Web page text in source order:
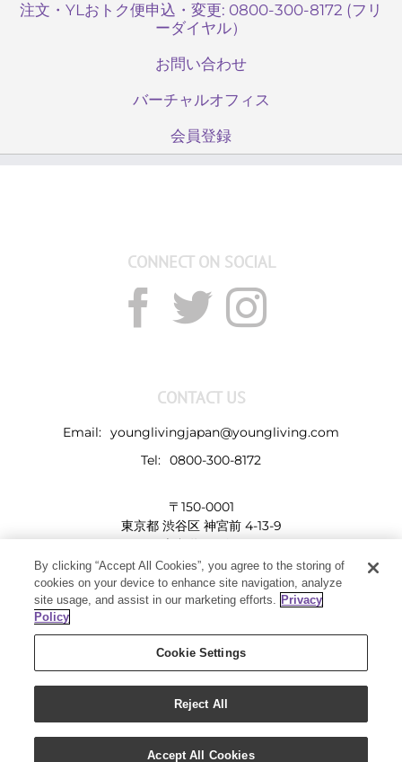
注文・YLおトク便申込・変更: 0800-300-8172 (フリ
ーダイヤル）
お問い合わせ
バーチャルオフィス
会員登録
CONNECT ON SOCIAL
CONTACT US
Email: younglivingjapan@youngliving.com
Tel: 0800-300-8172
〒150-0001
東京都 渋谷区 神宮前 4-13-9
表参道LHビル
Copyright 2019 - Young Living Essential Oils | All Rights Reserved
FacebookTwitterInstagramPinterest
By clicking “Accept All Cookies”, you agree to the storing of
cookies on your device to enhance site navigation, analyze
site usage, and assist in our marketing efforts. Privacy
Policy
Cookie Settings
Reject All
Accept All Cookies